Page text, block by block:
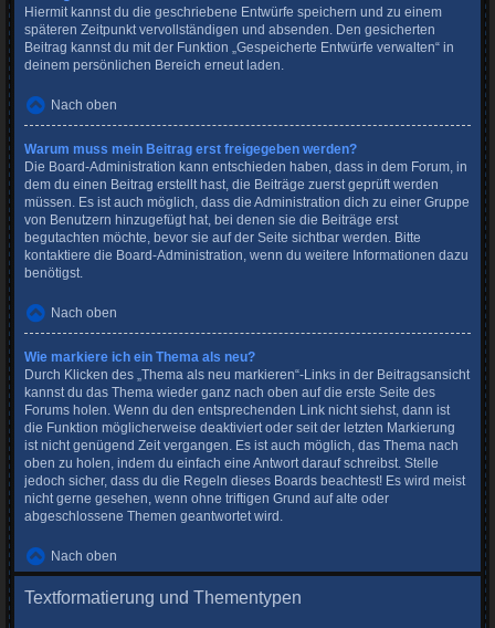
Hiermit kannst du die geschriebene Entwürfe speichern und zu einem
späteren Zeitpunkt vervollständigen und absenden. Den gesicherten
Beitrag kannst du mit der Funktion „Gespeicherte Entwürfe verwalten“ in
deinem persönlichen Bereich erneut laden.
Nach oben
Warum muss mein Beitrag erst freigegeben werden?
Die Board-Administration kann entschieden haben, dass in dem Forum, in
dem du einen Beitrag erstellt hast, die Beiträge zuerst geprüft werden
müssen. Es ist auch möglich, dass die Administration dich zu einer Gruppe
von Benutzern hinzugefügt hat, bei denen sie die Beiträge erst
begutachten möchte, bevor sie auf der Seite sichtbar werden. Bitte
kontaktiere die Board-Administration, wenn du weitere Informationen dazu
benötigst.
Nach oben
Wie markiere ich ein Thema als neu?
Durch Klicken des „Thema als neu markieren“-Links in der Beitragsansicht
kannst du das Thema wieder ganz nach oben auf die erste Seite des
Forums holen. Wenn du den entsprechenden Link nicht siehst, dann ist
die Funktion möglicherweise deaktiviert oder seit der letzten Markierung
ist nicht genügend Zeit vergangen. Es ist auch möglich, das Thema nach
oben zu holen, indem du einfach eine Antwort darauf schreibst. Stelle
jedoch sicher, dass du die Regeln dieses Boards beachtest! Es wird meist
nicht gerne gesehen, wenn ohne triftigen Grund auf alte oder
abgeschlossene Themen geantwortet wird.
Nach oben
Textformatierung und Thementypen